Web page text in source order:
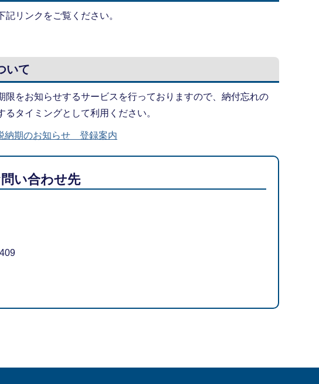
リンクをご覧ください。
いて
限をお知らせするサービスを行っておりますので、納付忘れの
タイミングとして利用ください。
納期のお知らせ 登録案内
い合わせ先